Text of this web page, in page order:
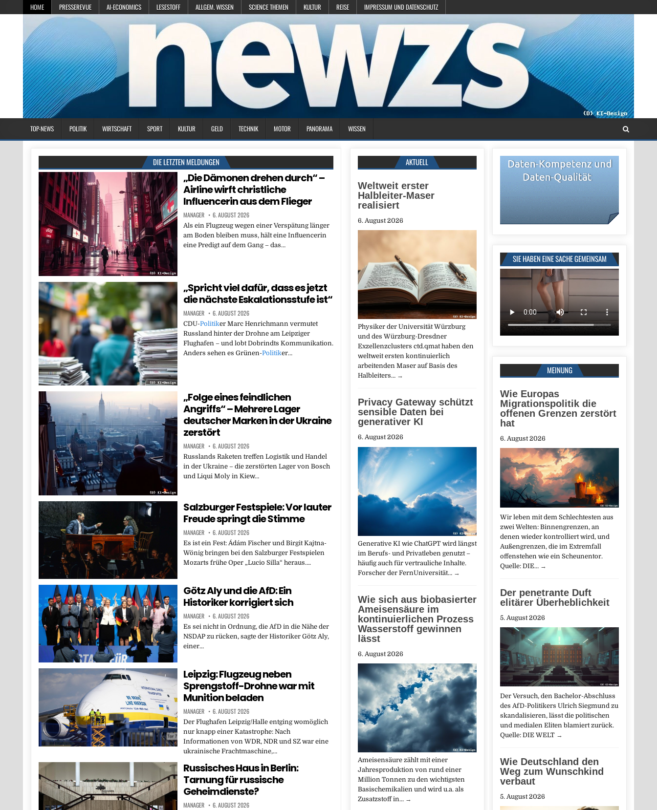
HOME PRESSEREVUE AI-ECONOMICS LESESTOFF ALLGEM. WISSEN SCIENCE THEMEN KULTUR REISE IMPRESSUM UND DATENSCHUTZ
TOP-NEWS POLITIK WIRTSCHAFT SPORT KULTUR GELD TECHNIK MOTOR PANORAMA WISSEN
DIE LETZTEN MELDUNGEN
„Die Dämonen drehen durch“ –
Airline wirft christliche
Influencerin aus dem Flieger
MANAGER 6. AUGUST 2026
Als ein Flugzeug wegen einer Verspätung länger
am Boden bleiben muss, hält eine Influencerin
eine Predigt auf dem Gang – das…
„Spricht viel dafür, dass es jetzt
die nächste Eskalationsstufe ist“
MANAGER 6. AUGUST 2026
CDU-Politiker Marc Henrichmann vermutet
Russland hinter der Drohne am Leipziger
Flughafen – und lobt Dobrindts Kommunikation.
Anders sehen es Grünen-Politiker…
„Folge eines feindlichen
Angriffs“ – Mehrere Lager
deutscher Marken in der Ukraine
zerstört
MANAGER 6. AUGUST 2026
Russlands Raketen treffen Logistik und Handel
in der Ukraine – die zerstörten Lager von Bosch
und Liqui Moly in Kiew…
Salzburger Festspiele: Vor lauter
Freude springt die Stimme
MANAGER 6. AUGUST 2026
Es ist ein Fest: Ádám Fischer und Birgit Kajtna-
Wönig bringen bei den Salzburger Festspielen
Mozarts frühe Oper „Lucio Silla“ heraus….
Götz Aly und die AfD: Ein
Historiker korrigiert sich
MANAGER 6. AUGUST 2026
Es sei nicht in Ordnung, die AfD in die Nähe der
NSDAP zu rücken, sagte der Historiker Götz Aly,
einer…
Leipzig: Flugzeug neben
Sprengstoff-Drohne war mit
Munition beladen
MANAGER 6. AUGUST 2026
Der Flughafen Leipzig/Halle entging womöglich
nur knapp einer Katastrophe: Nach
Informationen von WDR, NDR und SZ war eine
ukrainische Frachtmaschine,…
Russisches Haus in Berlin:
Tarnung für russische
Geheimdienste?
MANAGER 6. AUGUST 2026
SIE HABEN EINE SACHE GEMEINSAM
MEINUNG
Wie Europas
Migrationspolitik die
offenen Grenzen zerstört
hat
6. August 2026
Wir leben mit dem Schlechtesten aus
zwei Welten: Binnengrenzen, an
denen wieder kontrolliert wird, und
Außengrenzen, die im Extremfall
offenstehen wie ein Scheunentor.
Quelle: DIE… →
Der penetrante Duft
elitärer Überheblichkeit
5. August 2026
Der Versuch, den Bachelor-Abschluss
des AfD-Politikers Ulrich Siegmund zu
skandalisieren, lässt die politischen
und medialen Eliten blamiert zurück.
Quelle: DIE WELT →
Wie Deutschland den
Weg zum Wunschkind
verbaut
5. August 2026
AKTUELL
Weltweit erster
Halbleiter-Maser
realisiert
6. August 2026
Physiker der Universität Würzburg
und des Würzburg-Dresdner
Exzellenzclusters ctd.qmat haben den
weltweit ersten kontinuierlich
arbeitenden Maser auf Basis des
Halbleiters… →
Privacy Gateway schützt
sensible Daten bei
generativer KI
6. August 2026
Generative KI wie ChatGPT wird längst
im Berufs- und Privatleben genutzt –
häufig auch für vertrauliche Inhalte.
Forscher der FernUniversität… →
Wie sich aus biobasierter
Ameisensäure im
kontinuierlichen Prozess
Wasserstoff gewinnen
lässt
6. August 2026
Ameisensäure zählt mit einer
Jahresproduktion von rund einer
Million Tonnen zu den wichtigsten
Basischemikalien und wird u.a. als
Zusatzstoff in… →